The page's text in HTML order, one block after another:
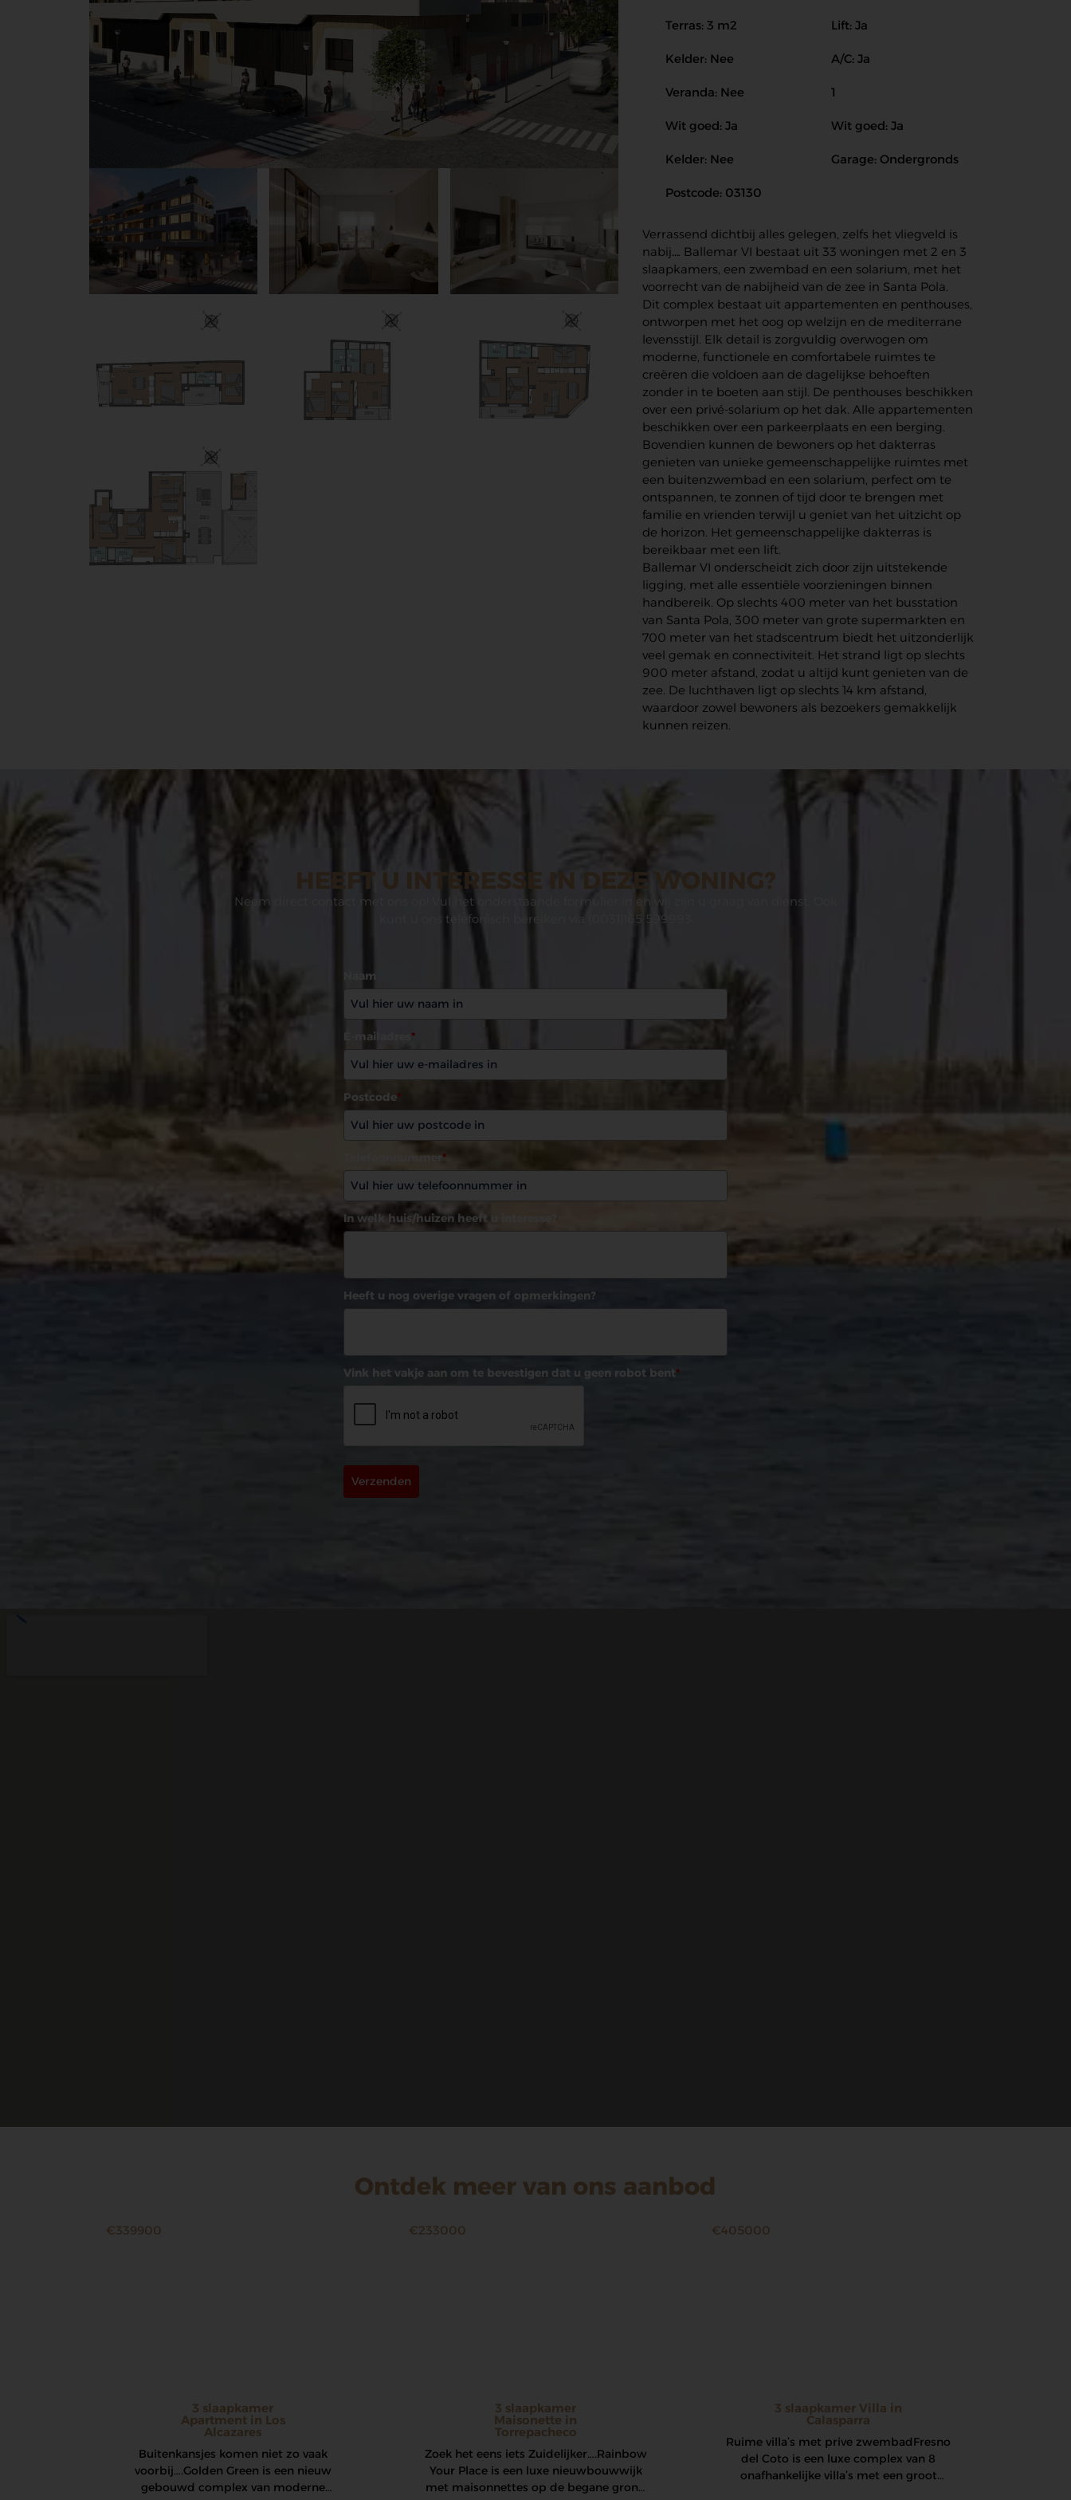
Terras: 3 m2 Lift: Ja
Kelder: Nee A/C: Ja
Veranda: Nee 1
Wit goed: Ja Wit goed: Ja
Kelder: Nee Garage: Ondergronds
Postcode: 03130
Verrassend dichtbij alles gelegen, zelfs het vliegveld is
nabij…. Ballemar VI bestaat uit 33 woningen met 2 en 3
slaapkamers, een zwembad en een solarium, met het
voorrecht van de nabijheid van de zee in Santa Pola.
Dit complex bestaat uit appartementen en penthouses,
ontworpen met het oog op welzijn en de mediterrane
levensstijl. Elk detail is zorgvuldig overwogen om
moderne, functionele en comfortabele ruimtes te
creëren die voldoen aan de dagelijkse behoeften
zonder in te boeten aan stijl. De penthouses beschikken
over een privé-solarium op het dak. Alle appartementen
beschikken over een parkeerplaats en een berging.
Bovendien kunnen de bewoners op het dakterras
genieten van unieke gemeenschappelijke ruimtes met
een buitenzwembad en een solarium, perfect om te
ontspannen, te zonnen of tijd door te brengen met
familie en vrienden terwijl u geniet van het uitzicht op
de horizon. Het gemeenschappelijke dakterras is
bereikbaar met een lift.
Ballemar VI onderscheidt zich door zijn uitstekende
ligging, met alle essentiële voorzieningen binnen
handbereik. Op slechts 400 meter van het busstation
van Santa Pola, 300 meter van grote supermarkten en
700 meter van het stadscentrum biedt het uitzonderlijk
veel gemak en connectiviteit. Het strand ligt op slechts
900 meter afstand, zodat u altijd kunt genieten van de
zee. De luchthaven ligt op slechts 14 km afstand,
waardoor zowel bewoners als bezoekers gemakkelijk
kunnen reizen.
HEEFT U INTERESSE IN DEZE WONING?
Neem direct contact met ons op! Vul het onderstaande formulier in en wij zijn u graag van dienst. Ook
kunt u ons telefonisch bereiken via (0031)165 599993
Naam
E-mailadres *
Postcode*
Telefoonnummer*
In welk huis/huizen heeft u interesse?
Heeft u nog overige vragen of opmerkingen?
Vink het vakje aan om te bevestigen dat u geen robot bent*
Verzenden
Ontdek meer van ons aanbod
€339900
3 slaapkamer
Apartment in Los
Alcazares
Buitenkansjes komen niet zo vaak
voorbij…. Golden Green is een nieuw
gebouwd complex van moderne
€233000
3 slaapkamer
Maisonette in
Torrepacheco
Zoek het eens iets Zuidelijker…. Rainbow
Your Place is een luxe nieuwbouwwijk
met maisonnettes op de begane grond
€405000
3 slaapkamer Villa in
Calasparra
Ruime villa’s met prive zwembad Fresno
del Coto is een luxe complex van 8
onafhankelijke villa’s met een groot